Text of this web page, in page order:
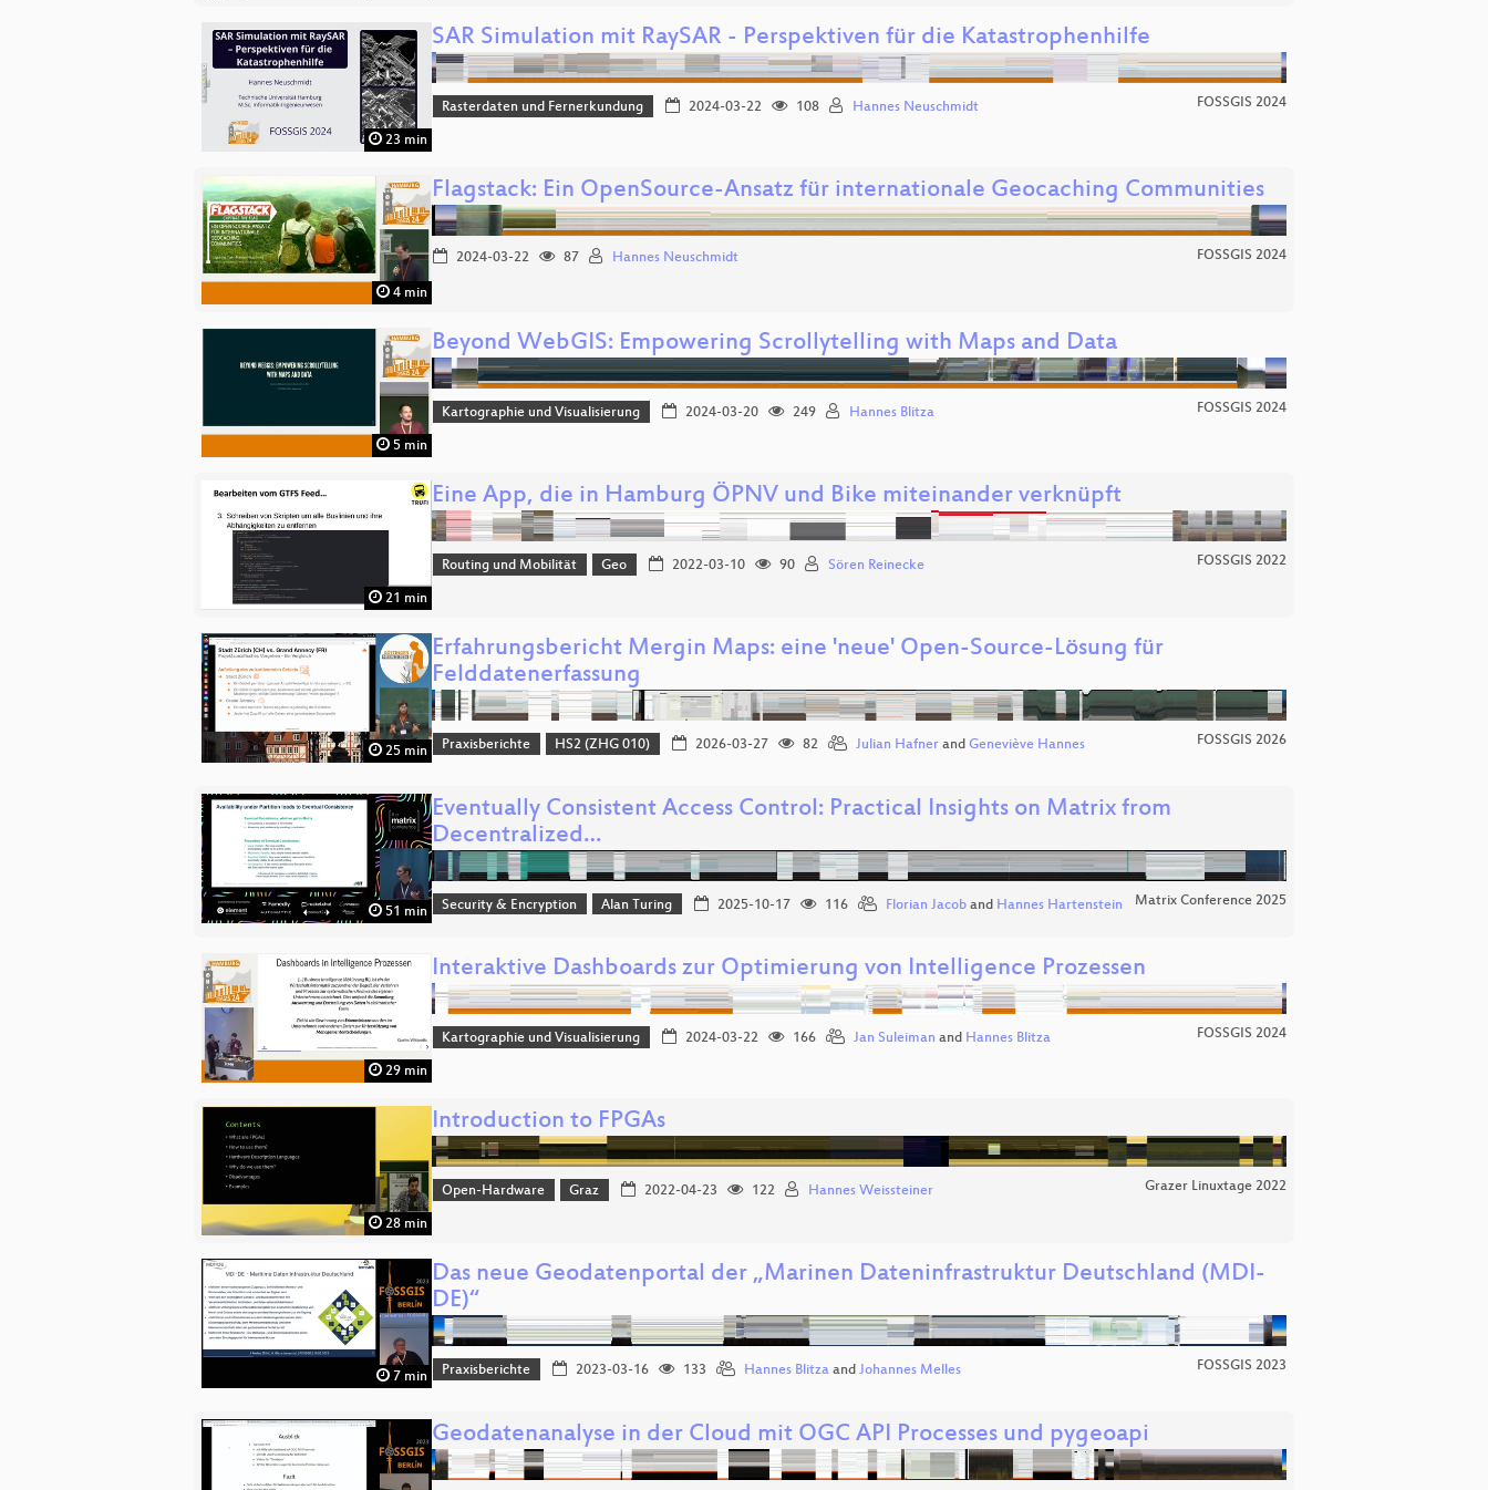
23 min
SAR Simulation mit RaySAR - Perspektiven für die Katastrophenhilfe
Rasterdaten und Fernerkundung 2024-03-22 108 Hannes Neuschmidt FOSSGIS 2024
4 min
Flagstack: Ein OpenSource-Ansatz für internationale Geocaching Communities
2024-03-22 87 Hannes Neuschmidt FOSSGIS 2024
5 min
Beyond WebGIS: Empowering Scrollytelling with Maps and Data
Kartographie und Visualisierung 2024-03-20 249 Hannes Blitza FOSSGIS 2024
21 min
Eine App, die in Hamburg ÖPNV und Bike miteinander verknüpft
Routing und Mobilität Geo 2022-03-10 90 Sören Reinecke FOSSGIS 2022
25 min
Erfahrungsbericht Mergin Maps: eine 'neue' Open-Source-Lösung für
Felddatenerfassung
Praxisberichte HS2 (ZHG 010) 2026-03-27 82 Julian Hafnerand Geneviève Hannes FOSSGIS 2026
51 min
Eventually Consistent Access Control: Practical Insights on Matrix from
Decentralized…
Security & Encryption Alan Turing 2025-10-17 116 Florian Jacoband Hannes Hartenstein Matrix Conference 2025
29 min
Interaktive Dashboards zur Optimierung von Intelligence Prozessen
Kartographie und Visualisierung 2024-03-22 166 Jan Suleiman and Hannes Blitza FOSSGIS 2024
28 min
Introduction to FPGAs
Open-Hardware Graz 2022-04-23 122 Hannes Weissteiner Grazer Linuxtage 2022
7 min
Das neue Geodatenportal der „Marinen Dateninfrastruktur Deutschland (MDI-
DE)“
Praxisberichte 2023-03-16 133 Hannes Blitzaand Johannes Melles FOSSGIS 2023
Geodatenanalyse in der Cloud mit OGC API Processes und pygeoapi